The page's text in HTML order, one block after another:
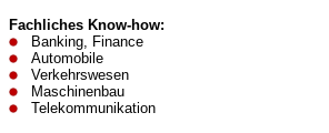
Fachliches Know-how:
Banking, Finance
Automobile
Verkehrswesen
Maschinenbau
Telekommunikation